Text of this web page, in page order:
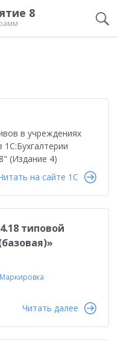
8
в учреждениях
(Издание 4)
на сайте 1C
типовой
Маркировка
Читать далее